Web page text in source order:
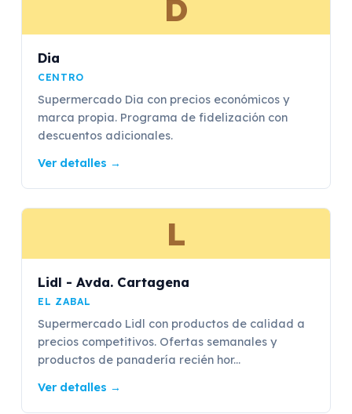
D
Dia
CENTRO
Supermercado Dia con precios económicos y
marca propia. Programa de fidelización con
descuentos adicionales.
Ver detalles →
L
Lidl - Avda. Cartagena
EL ZABAL
Supermercado Lidl con productos de calidad a
precios competitivos. Ofertas semanales y
productos de panadería recién hor...
Ver detalles →